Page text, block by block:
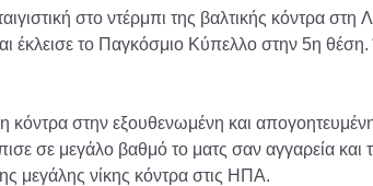
στο ντέρμπι της βαλτικής κόντρα στη
έκλεισε το Παγκόσμιο Κύπελλο στην 5η
κόντρα στην εξουθενωμένη και
σε μεγάλο βαθμό το ματς σαν αγγαρεία και
μεγάλης νίκης κόντρα στις ΗΠΑ.